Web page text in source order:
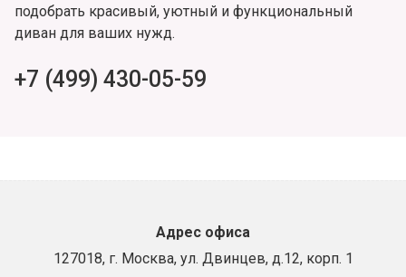
подобрать красивый, уютный и функциональный
диван для ваших нужд.
+7 (499) 430-05-59
Адрес офиса
127018, г. Москва, ул. Двинцев, д.12, корп. 1